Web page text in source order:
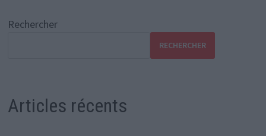
Rechercher
RECHERCHER
Articles récents